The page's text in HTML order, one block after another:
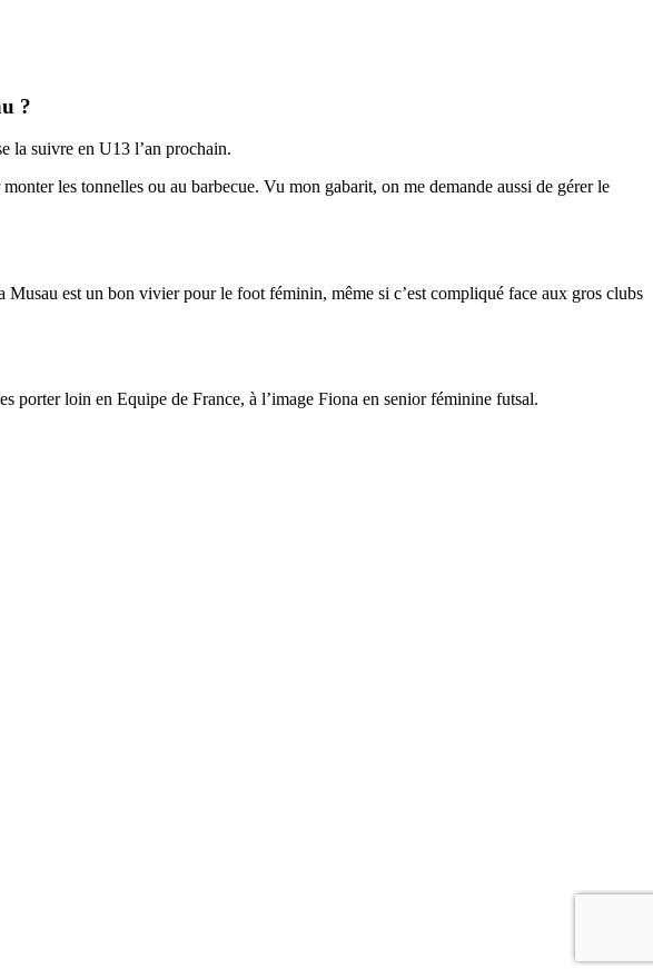
?
la suivre en U13 l’an prochain.
les tonnelles ou au barbecue. Vu mon gabarit, on me demande aussi de gérer le
est un bon vivier pour le foot féminin, même si c’est compliqué face aux gros clubs
porter loin en Equipe de France, à l’image Fiona en senior féminine futsal.